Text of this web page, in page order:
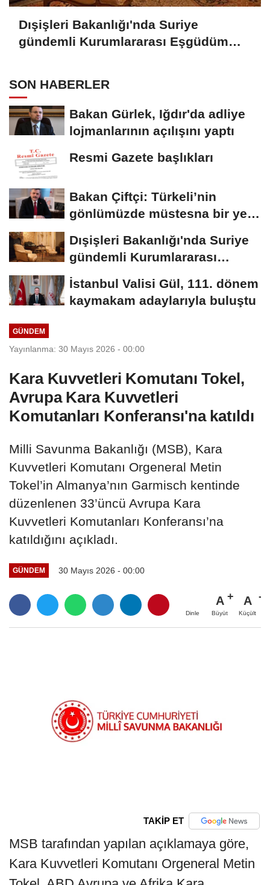
Dışişleri Bakanlığı'nda Suriye
gündemli Kurumlararası Eşgüdüm
SON HABERLER
Bakan Gürlek, Iğdır'da adliye
lojmanlarının açılışını yaptı
Resmi Gazete başlıkları
Bakan Çiftçi: Türkeli’nin
gönlümüzde müstesna bir yeri
Dışişleri Bakanlığı'nda Suriye
gündemli Kurumlararası
Eşgüdüm...
İstanbul Valisi Gül, 111. dönem
kaymakam adaylarıyla buluştu
GÜNDEM
Yayınlanma: 30 Mayıs 2026 - 00:00
Kara Kuvvetleri Komutanı Tokel,
Avrupa Kara Kuvvetleri
Komutanları Konferansı'na katıldı
Milli Savunma Bakanlığı (MSB), Kara
Kuvvetleri Komutanı Orgeneral Metin
Tokel’in Almanya’nın Garmisch kentinde
düzenlenen 33’üncü Avrupa Kara
Kuvvetleri Komutanları Konferansı’na
katıldığını açıkladı.
GÜNDEM 30 Mayıs 2026 - 00:00
Dinle
A
Büyüt
A
Küçült
TAKİP ET
MSB tarafından yapılan açıklamaya göre,
Kara Kuvvetleri Komutanı Orgeneral Metin